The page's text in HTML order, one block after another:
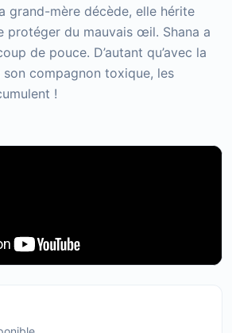
grand-mère décède, elle hérite
protéger du mauvais œil. Shana a
de pouce. D’autant qu’avec la
compagnon toxique, les
!